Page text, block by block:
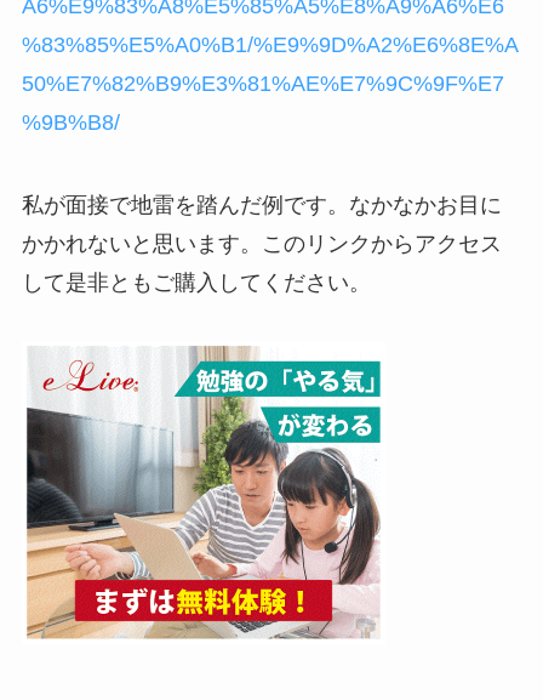
A6%E9%83%A8%E5%85%A5%E8%A9%A6%E6
%83%85%E5%A0%B1/%E9%9D%A2%E6%8E%A
50%E7%82%B9%E3%81%AE%E7%9C%9F%E7
%9B%B8/
私が面接で地雷を踏んだ例です。なかなかお目に
かかれないと思います。このリンクからアクセス
して是非ともご購入してください。